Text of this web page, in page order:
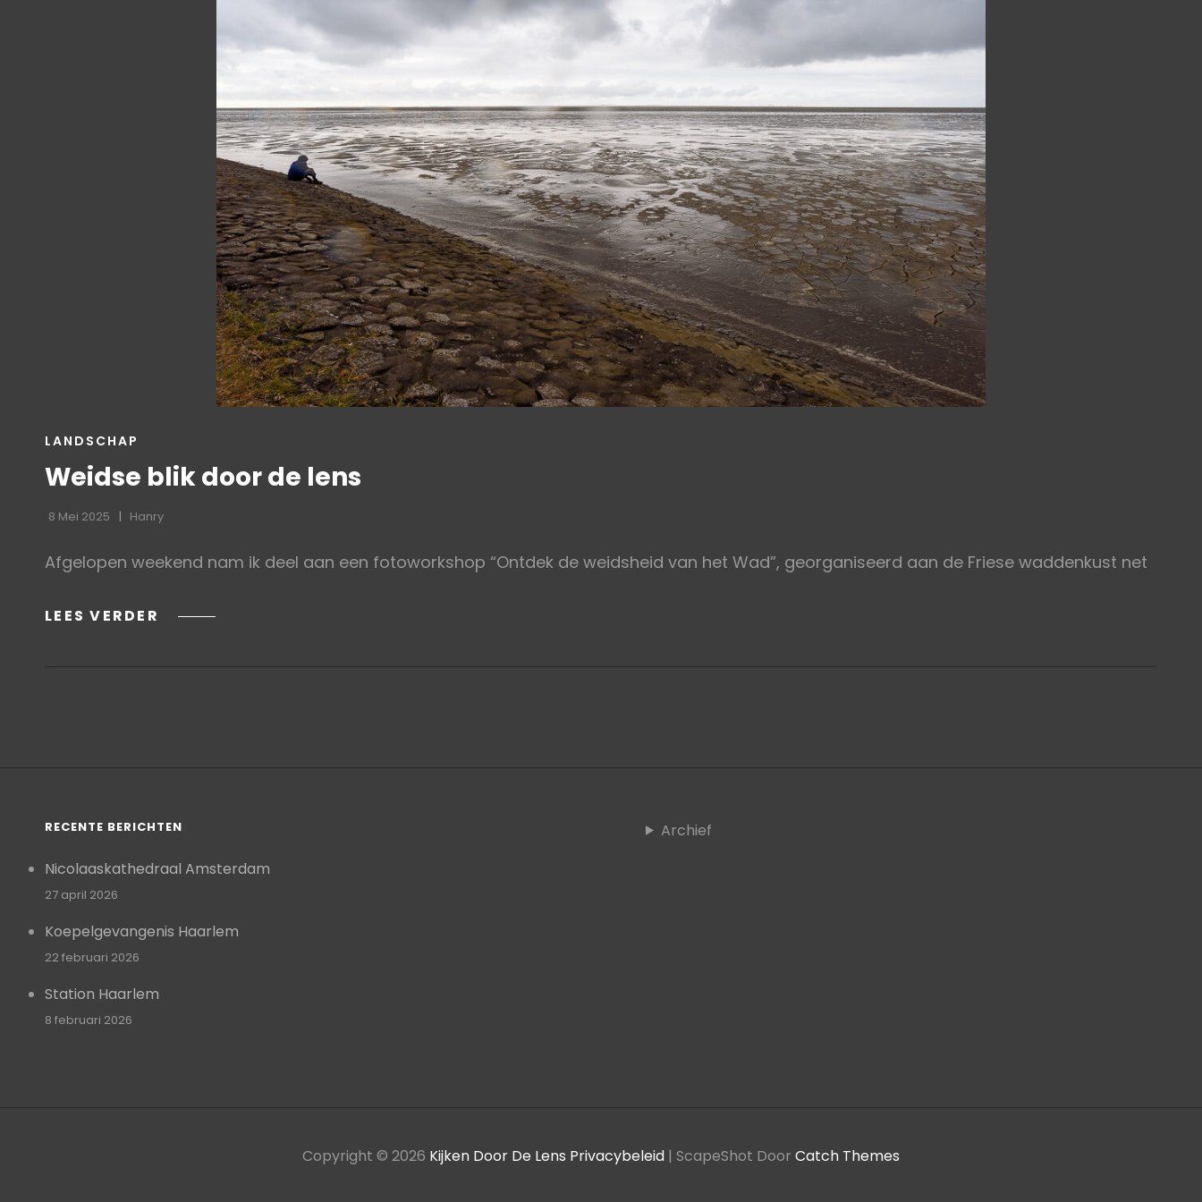
CAT
LANDSCHAP
Weidse blik door de lens
8 Mei 2025 Hanry
Afgelopen weekend nam ik deel aan een fotoworkshop “Ontdek de weidsheid van het Wad”, georganiseerd aan de Friese waddenkust net
LEES VERDER WEIDSE
RECENTE BERICHTEN
Nicolaaskathedraal Amsterdam
27 april 2026
Koepelgevangenis Haarlem
22 februari 2026
Station Haarlem
8 februari 2026
Archief
Copyright © 2026 Kijken Door De Lens Privacybeleid | ScapeShot Door Catch Themes